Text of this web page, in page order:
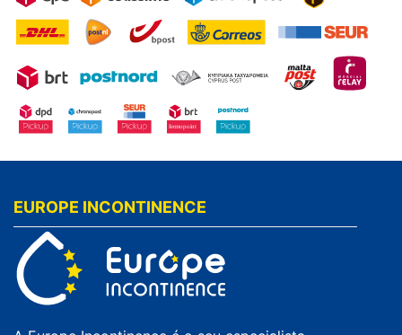
EUROPE INCONTINENCE